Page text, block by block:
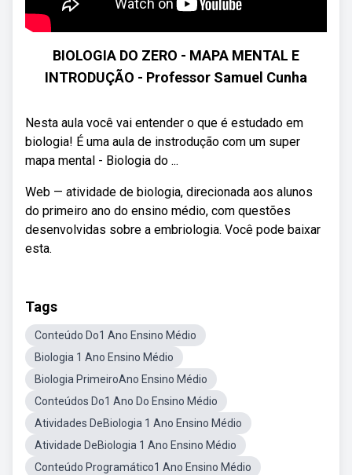
BIOLOGIA DO ZERO - MAPA MENTAL E
INTRODUÇÃO - Professor Samuel Cunha
Nesta aula você vai entender o que é estudado em
biologia! É uma aula de instrodução com um super
mapa mental - Biologia do ...
Web — atividade de biologia, direcionada aos alunos
do primeiro ano do ensino médio, com questões
desenvolvidas sobre a embriologia. Você pode baixar
esta.
Tags
Conteúdo Do1 Ano Ensino Médio
Biologia 1 Ano Ensino Médio
Biologia PrimeiroAno Ensino Médio
Conteúdos Do1 Ano Do Ensino Médio
Atividades DeBiologia 1 Ano Ensino Médio
Atividade DeBiologia 1 Ano Ensino Médio
Conteúdo Programático1 Ano Ensino Médio